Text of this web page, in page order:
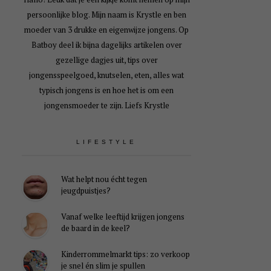
persoonlijke blog. Mijn naam is Krystle en ben
moeder van 3 drukke en eigenwijze jongens. Op
Batboy deel ik bijna dagelijks artikelen over
gezellige dagjes uit, tips over
jongensspeelgoed, knutselen, eten, alles wat
typisch jongens is en hoe het is om een
jongensmoeder te zijn. Liefs Krystle
LIFESTYLE
Wat helpt nou écht tegen
jeugdpuistjes?
Vanaf welke leeftijd krijgen jongens
de baard in de keel?
Kinderrommelmarkt tips: zo verkoop
je snel én slim je spullen